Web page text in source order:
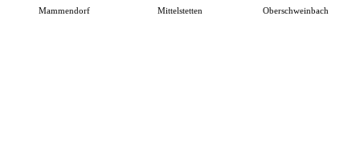
Mammendorf Mittelstetten Oberschweinbach